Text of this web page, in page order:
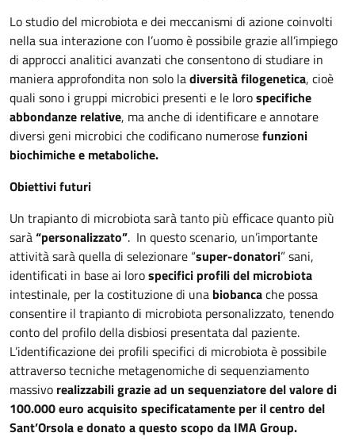
Lo studio del microbiota e dei meccanismi di azione coinvolti
nella sua interazione con l’uomo è possibile grazie all’impiego
di approcci analitici avanzati che consentono di studiare in
maniera approfondita non solo ladiversità filogenetica, cioè
quali sono i gruppi microbici presenti e le lorospecifiche
abbondanze relative, ma anche di identificare e annotare
diversi geni microbici che codificano numerosefunzioni
biochimiche e metaboliche.
Obiettivi futuri
Un trapianto di microbiota sarà tanto più efficace quanto più
sarà“personalizzato”. In questo scenario, un’importante
attività sarà quella di selezionare “super-donatori” sani,
identificati in base ai lorospecifici profili del microbiota
intestinale, per la costituzione di una biobancache possa
consentire il trapianto di microbiota personalizzato, tenendo
conto del profilo della disbiosi presentata dal paziente.
L’identificazione dei profili specifici di microbiota è possibile
attraverso tecniche metagenomiche di sequenziamento
massivo realizzabili grazie ad un sequenziatore del valore di
100.000 euro acquisito specificatamente per il centro del
Sant’Orsola e donato a questo scopo da IMA Group.